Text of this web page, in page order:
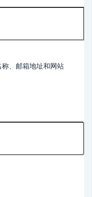
、邮箱地址和网站